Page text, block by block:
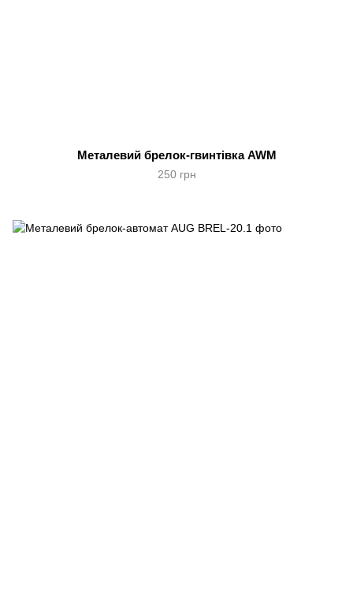
Металевий брелок-гвинтівка AWM
250 грн